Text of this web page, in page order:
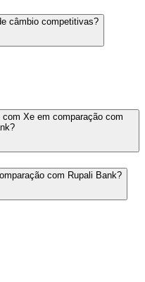
câmbio competitivas?
Xe em comparação com
com Rupali Bank?